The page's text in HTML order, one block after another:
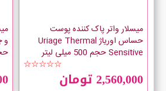
میسلار واتر پاک کننده پوست
حساس اوریاژ Uriage Thermal
Sensitive حجم 500 میلی لیتر
☆☆☆☆☆
2,560,000 تومان
حجم